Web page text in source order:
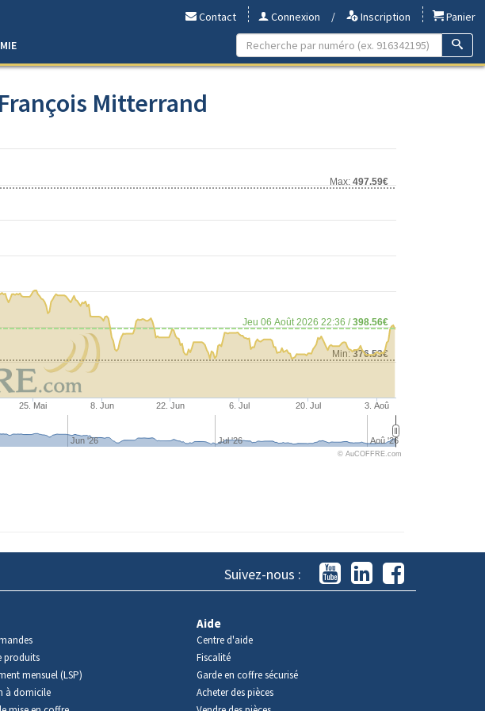
Contact Connexion / Inscription
Panier
Mitterrand
Min:376.53€
Max: 497.59€
Jeu 06 Août 2026 22:36 /398.56€
25. Mai 8. Jun 22. Jun 6. Jul 20. Jul 3. Aoû
Jun '26 Jul '26 Aoû '26
© AuCOFFRE.com
Suivez-nous :
produits
mensuel (LSP)
à domicile
Aide
Centre d'aide
Fiscalité
Garde en coffre sécurisé
Acheter des pièces